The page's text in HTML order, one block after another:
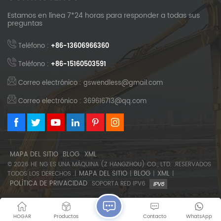
Estamos en línea 7*24 horas para responder a todas sus
preguntas
Teléfono : +86-13606966360
Teléfono : +86-15160503591
Correo electrónico : gswendless@gmail.com
Correo electrónico : 369616713@qq.com
MAPA DEL SITIO BLOG XML
© 2026 HE NG ES UNA MÁQUINA (Z HANGZHOU) CO., LTD. .RESERVADOS
TODOS LOS DERECHOS .| MAPA DEL SITIO | BLOG | XML |
POLÍTICA DE PRIVACIDAD SOPORTA RED IPV6
HOGAR Productos WhatsApp
Contacto